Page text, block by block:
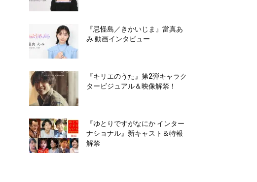
『忌怪島／きかいじま』當真あ
み 動画インタビュー
『キリエのうた』第2弾キャラク
タービジュアル＆映像解禁！
『ゆとりですがなにか インター
ナショナル』新キャスト＆特報
解禁